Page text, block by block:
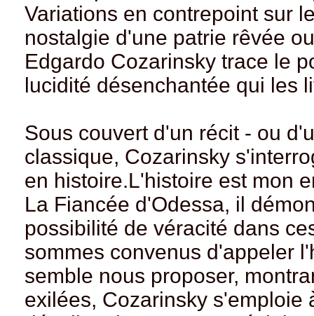
Variations en contrepoint sur
nostalgie d'une patrie rêvée
Edgardo Cozarinsky trace le
lucidité désenchantée qui les
Sous couvert d'un récit - ou
classique, Cozarinsky
en histoire.L'histoire est mon
La Fiancée d'Odessa, il
possibilité de véracité dans
sommes convenus d'appeler
semble nous proposer,
exilées, Cozarinsky s'emploie